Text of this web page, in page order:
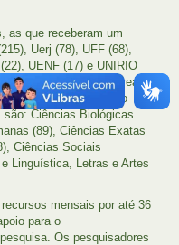
as que receberam um
Uerj (78), UFF (68),
UENF (17) e UNIRIO
As Grandes Áreas
número de bolsas no
Ciências Biológicas
(89), Ciências Exatas
Ciências Sociais
Linguística, Letras e Artes
mensais por até 36
para o
Os pesquisadores